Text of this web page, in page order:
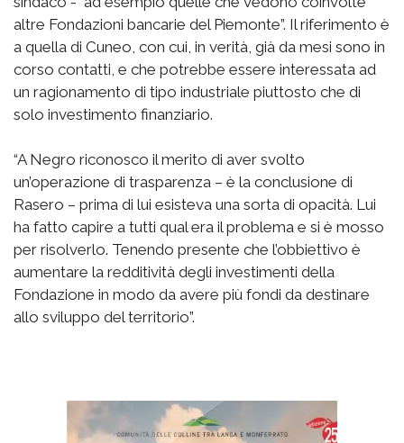
altre Fondazioni bancarie del Piemonte”. Il riferimento è
a quella di Cuneo, con cui, in verità, già da mesi sono in
corso contatti, e che potrebbe essere interessata ad
un ragionamento di tipo industriale piuttosto che di
solo investimento finanziario.
“A Negro riconosco il merito di aver svolto
un’operazione di trasparenza – è la conclusione di
Rasero – prima di lui esisteva una sorta di opacità. Lui
ha fatto capire a tutti qual era il problema e si è mosso
per risolverlo. Tenendo presente che l’obbiettivo è
aumentare la redditività degli investimenti della
Fondazione in modo da avere più fondi da destinare
allo sviluppo del territorio”.